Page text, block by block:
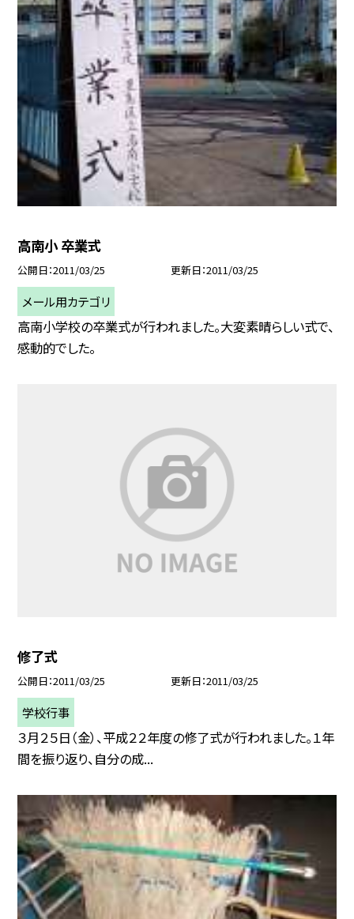
高南小 卒業式
公開日 2011/03/25 更新日 2011/03/25
メール用カテゴリ
高南小学校の卒業式が行われました。大変素晴らしい式で、
感動的でした。
修了式
公開日 2011/03/25 更新日 2011/03/25
学校行事
３月２５日（金）、平成２２年度の修了式が行われました。１年
間を振り返り、自分の成...